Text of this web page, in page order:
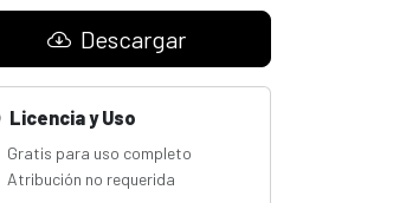
Descargar
Licencia y Uso
Gratis para uso completo
Atribución no requerida